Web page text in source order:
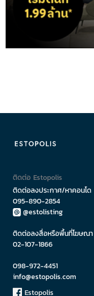
ติดต่อ Estopolis
ติดต่อลงประกาศ/หาคอนโด
095-890-2854
@estolisting
ติดต่อลงสื่อหรือพื้นที่โฆษณา
02-107-1866
098-972-4451
info@estopolis.com
Estopolis